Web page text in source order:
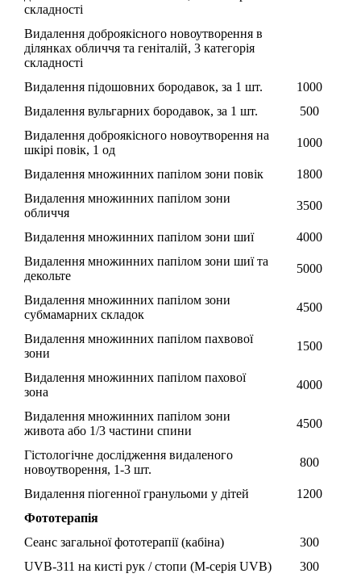
складності
Видалення доброякісного новоутворення в
ділянках обличчя та геніталій, 3 категорія
складності
Видалення підошовних бородавок, за 1 шт.
1000
Видалення вульгарних бородавок, за 1 шт.
500
Видалення доброякісного новоутворення на
шкірі повік, 1 од
1000
Видалення множинних папілом зони повік
1800
Видалення множинних папілом зони
обличчя
3500
Видалення множинних папілом зони шиї
4000
Видалення множинних папілом зони шиї та
декольте
5000
Видалення множинних папілом зони
субмамарних складок
4500
Видалення множинних папілом пахвової
зони
1500
Видалення множинних папілом пахової
зона
4000
Видалення множинних папілом зони
живота або 1/3 частини спини
4500
Гістологічне дослідження видаленого
новоутворення, 1-3 шт.
800
Видалення піогенної гранульоми у дітей
1200
Фототерапія
Сеанс загальної фототерапії (кабіна)
300
UVB-311 на кисті рук / стопи (М-серія UVB)
300